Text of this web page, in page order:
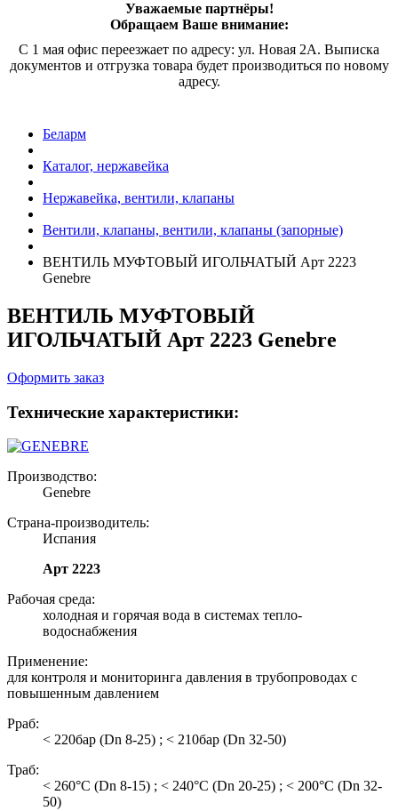
Уважаемые партнёры!
Обращаем Ваше внимание:
С 1 мая офис переезжает по адресу: ул. Новая 2А. Выписка
документов и отгрузка товара будет производиться по новому
адресу.
Беларм
Каталог, нержавейка
Нержавейка, вентили, клапаны
Вентили, клапаны, вентили, клапаны (запорные)
ВЕНТИЛЬ МУФТОВЫЙ ИГОЛЬЧАТЫЙ Арт 2223
Genebre
ВЕНТИЛЬ МУФТОВЫЙ
ИГОЛЬЧАТЫЙ Арт 2223 Genebre
Оформить заказ
Технические характеристики:
Производство:
Genebre
Страна-производитель:
Испания
Арт 2223
Рабочая среда:
холодная и горячая вода в системах тепло-
водоснабжения
Применение:
для контроля и мониторинга давления в трубопроводах с
повышенным давлением
Рраб:
< 220бар (Dn 8-25) ; < 210бар (Dn 32-50)
Траб:
< 260°С (Dn 8-15) ; < 240°С (Dn 20-25) ; < 200°С (Dn 32-
50)